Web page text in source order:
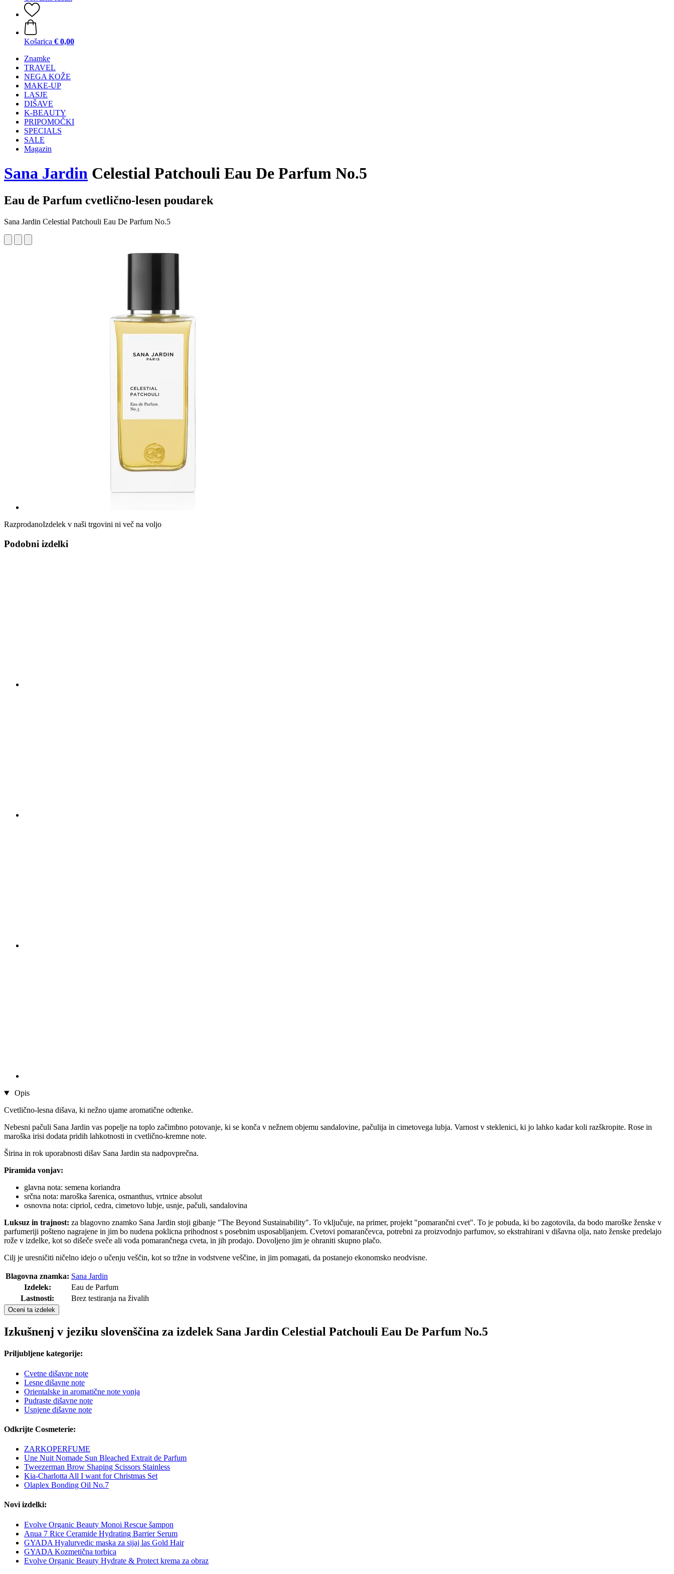
Košarica € 0,00
Znamke
TRAVEL
NEGA KOŽE
MAKE-UP
LASJE
DIŠAVE
K-BEAUTY
PRIPOMOČKI
SPECIALS
SALE
Magazin
Sana Jardin Celestial Patchouli Eau De Parfum No.5
Eau de Parfum cvetlično-lesen poudarek
Sana Jardin Celestial Patchouli Eau De Parfum No.5
RazprodanoIzdelek v naši trgovini ni več na voljo
Podobni izdelki
Opis
Cvetlično-lesna dišava, ki nežno ujame aromatične odtenke.
Nebesni pačuli Sana Jardin vas popelje na toplo začimbno potovanje, ki se konča v nežnem objemu sandalovine, pačulija in cimetovega lubja. Varnost v steklenici, ki jo lahko kadar koli razškropite. Rose in
maroška irisi dodata pridih lahkotnosti in cvetlično-kremne note.
Širina in rok uporabnosti dišav Sana Jardin sta nadpovprečna.
Piramida vonjav:
glavna nota: semena koriandra
srčna nota: maroška šarenica, osmanthus, vrtnice absolut
osnovna nota: cipriol, cedra, cimetovo lubje, usnje, pačuli, sandalovina
Luksuz in trajnost: za blagovno znamko Sana Jardin stoji gibanje "The Beyond Sustainability". To vključuje, na primer, projekt "pomarančni cvet". To je pobuda, ki bo zagotovila, da bodo maroške ženske v
parfumeriji pošteno nagrajene in jim bo nudena poklicna prihodnost s posebnim usposabljanjem. Cvetovi pomarančevca, potrebni za proizvodnjo parfumov, so ekstrahirani v dišavna olja, nato ženske predelajo
rože v izdelke, kot so dišeče sveče ali voda pomarančnega cveta, in jih prodajo. Dovoljeno jim je ohraniti skupno plačo.
Cilj je uresničiti ničelno idejo o učenju veščin, kot so tržne in vodstvene veščine, in jim pomagati, da postanejo ekonomsko neodvisne.
Blagovna znamka: Sana Jardin
Izdelek:
Eau de Parfum
Lastnosti:
Brez testiranja na živalih
Oceni ta izdelek
Izkušnenj v jeziku slovenščina za izdelek Sana Jardin Celestial Patchouli Eau De Parfum No.5
Priljubljene kategorije:
Cvetne dišavne note
Lesne dišavne note
Orientalske in aromatične note vonja
Pudraste dišavne note
Usnjene dišavne note
Odkrijte Cosmeterie:
ZARKOPERFUME
Une Nuit Nomade Sun Bleached Extrait de Parfum
Tweezerman Brow Shaping Scissors Stainless
Kia-Charlotta All I want for Christmas Set
Olaplex Bonding Oil No.7
Novi izdelki:
Evolve Organic Beauty Monoi Rescue šampon
Anua 7 Rice Ceramide Hydrating Barrier Serum
GYADA Hyalurvedic maska za sijaj las Gold Hair
GYADA Kozmetična torbica
Evolve Organic Beauty Hydrate & Protect krema za obraz